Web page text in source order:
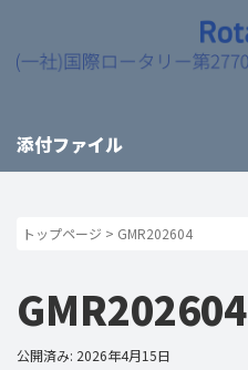
添付ファイル
トップページ > GMR202604
GMR202604
公開済み: 2026年4月15日